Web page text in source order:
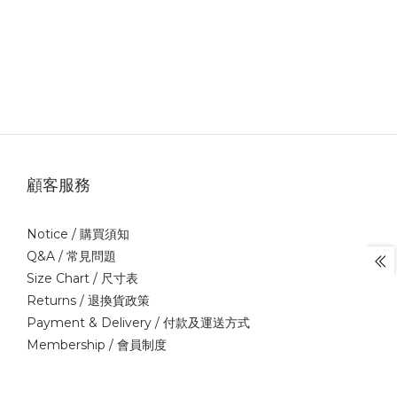
顧客服務
Notice / 購買須知
Q&A / 常見問題
Size Chart / 尺寸表
Returns / 退換貨政策
Payment & Delivery / 付款及運送方式
Membership / 會員制度